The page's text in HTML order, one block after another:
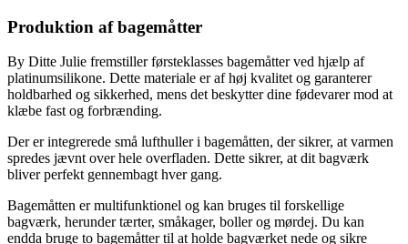
Produktion af bagemåtter
By Ditte Julie fremstiller førsteklasses bagemåtter ved hjælp af
platinumsilikone. Dette materiale er af høj kvalitet og garanterer
holdbarhed og sikkerhed, mens det beskytter dine fødevarer mod at
klæbe fast og forbrænding.
Der er integrerede små lufthuller i bagemåtten, der sikrer, at varmen
spredes jævnt over hele overfladen. Dette sikrer, at dit bagværk
bliver perfekt gennembagt hver gang.
Bagemåtten er multifunktionel og kan bruges til forskellige
bagværk, herunder tærter, småkager, boller og mørdej. Du kan
endda bruge to bagemåtter til at holde bagværket nede og sikre